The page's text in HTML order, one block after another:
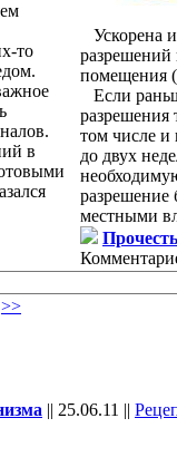
то
в
Ускорена
разрешений
Если
разрешения
том числе
до двух
разрешение
местными
Прочесть
>>
|| 25.06.11 ||